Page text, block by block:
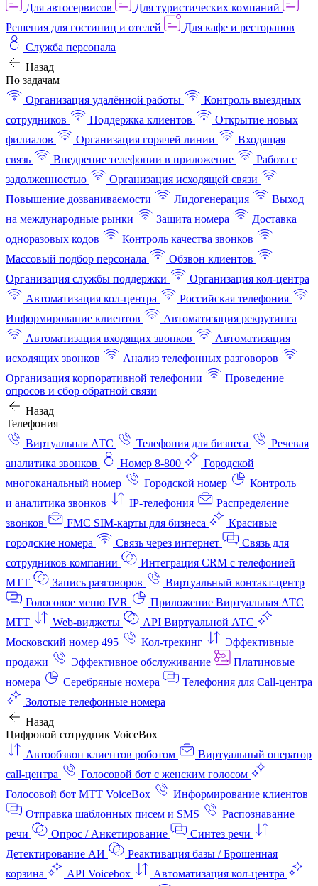
Для автосервисов
Для туристических компаний
Решения для гостиниц и отелей
Для кафе и ресторанов
Служба персонала
Назад
По задачам
Организация удалённой работы
Контроль выездных
сотрудников
Поддержка клиентов
Открытие новых
филиалов
Организация горячей линии
Входящая
связь
Внедрение телефонии в приложение
Работа с
задолженностью
Организация исходящей связи
Повышение дозваниваемости
Лидогенерация
Выход
на международные рынки
Защита номера
Доставка
одноразовых кодов
Контроль качества звонков
Массовый подбор персонала
Обзвон клиентов
Организация службы поддержки
Организация кол-центра
Автоматизация кол-центра
Российская телефония
Информирование клиентов
Автоматизация рекрутинга
Автоматизация входящих звонков
Автоматизация
исходящих звонков
Анализ телефонных разговоров
Организация корпоративной телефонии
Проведение
опросов и сбор обратной связи
Назад
Телефония
Виртуальная АТС
Телефония для бизнеса
Речевая
аналитика звонков
Номер 8-800
Городской
многоканальный номер
Городской номер
Контроль
и аналитика звонков
IP-телефония
Распределение
звонков
FMC SIM-карты для бизнеса
Красивые
городские номера
Связь через интернет
Связь для
сотрудников компании
Интеграция CRM с телефонией
МТТ
Запись разговоров
Виртуальный контакт‑центр
Голосовое меню IVR
Приложение Виртуальная АТС
МТТ
Web-виджеты
API Виртуальной АТС
Московский номер 495
Кол-трекинг
Эффективные
продажи
Эффективное обслуживание
Платиновые
номера
Серебряные номера
Телефония для Call-центра
Золотые телефонные номера
Назад
Цифровой сотрудник VoiceBox
Автообзвон клиентов роботом
Виртуальный оператор
call-центра
Голосовой бот с женским голосом
Голосовой бот МТТ VoiceBox
Информирование клиентов
Отправка шаблонных писем и SMS
Распознавание
речи
Опрос / Анкетирование
Синтез речи
Детектирование АИ
Реактивация базы / Брошенная
корзина
API Voicebox
Автоматизация кол‑центра